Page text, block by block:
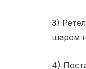
3)
шаром
4)